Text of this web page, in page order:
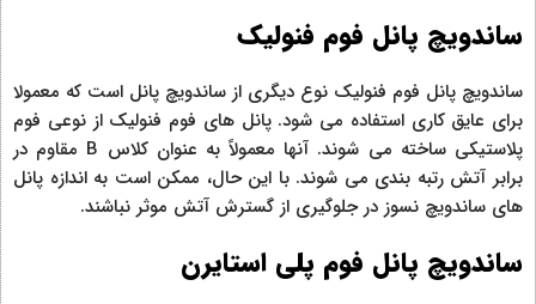
ساندویچ پانل فوم فنولیک
ساندویچ پانل فوم فنولیک نوع دیگری از ساندویچ پانل است که معمولا
برای عایق کاری استفاده می شود. پانل های فوم فنولیک از نوعی فوم
پلاستیکی ساخته می شوند. آنها معمولاً به عنوان کلاس B مقاوم در
برابر آتش رتبه بندی می شوند. با این حال، ممکن است به اندازه پانل
های ساندویچ نسوز در جلوگیری از گسترش آتش موثر نباشند.
ساندویچ پانل فوم پلی استایرن